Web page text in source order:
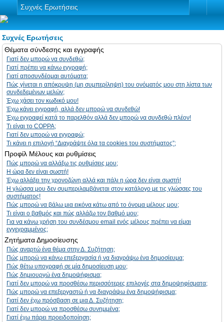
Συχνές Ερωτήσεις
Συχνές Ερωτήσεις
Θέματα σύνδεσης και εγγραφής
Γιατί δεν μπορώ να συνδεθώ;
Γιατί πρέπει να κάνω εγγραφή;
Γιατί αποσυνδέομαι αυτόματα;
Πώς γίνεται η απόκρυψη (μη συμπερίληψη) του ονόματός μου στη λίστα των
συνδεδεμένων μελών;
Έχω χάσει τον κωδικό μου!
Έχω κάνει εγγραφή, αλλά δεν μπορώ να συνδεθώ!
Έχω εγγραφεί κατά το παρελθόν αλλά δεν μπορώ να συνδεθώ πλέον!
Τι είναι το COPPA;
Γιατί δεν μπορώ να εγγραφώ;
Τι κάνει η επιλογή “Διαγράψτε όλα τα cookies του συστήματος”;
Προφίλ Μέλους και ρυθμίσεις
Πώς μπορώ να αλλάξω τις ρυθμίσεις μου;
Η ώρα δεν είναι σωστή!
Έχω αλλάξει την χρονοζώνη αλλά και πάλι η ώρα δεν είναι σωστή!
Η γλώσσα μου δεν συμπεριλαμβάνεται στον κατάλογο με τις γλώσσες του
συστήματος!
Πώς μπορώ να βάλω μια εικόνα κάτω από το όνομα μέλους μου;
Τι είναι ο βαθμός και πώς αλλάζω τον βαθμό μου;
Για να κάνω χρήση του συνδέσμου email ενός μέλους πρέπει να είμαι
εγγεγραμμένος;
Ζητήματα Δημοσίευσης
Πώς αναρτώ ένα θέμα στην Δ. Συζήτηση;
Πώς μπορώ να κάνω επεξεργασία ή να διαγράψω ένα δημοσίευμα;
Πώς θέτω υπογραφή σε μία δημοσίευση μου;
Πώς δημιουργώ ένα δημοψήφισμα;
Γιατί δεν μπορώ να προσθέσω περισσότερες επιλογές στα δημοψηφίσματα;
Πώς μπορώ να επεξεργαστώ ή να διαγράψω ένα δημοψήφισμα;
Γιατί δεν έχω πρόσβαση σε μια Δ. Συζήτηση;
Γιατί δεν μπορώ να προσθέσω συνημμένα;
Γιατί έχω πάρει προειδοποίηση;